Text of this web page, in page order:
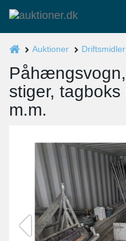
Auktioner Driftsmidler
stiger,
m.m.